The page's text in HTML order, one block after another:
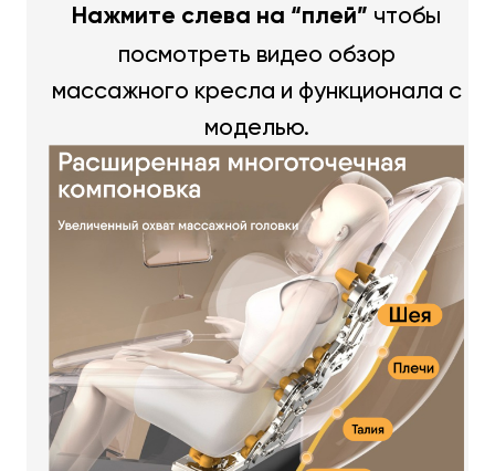
Нажмите слева на “плей” чтобы
посмотреть видео обзор
массажного кресла и функционала с
моделью.